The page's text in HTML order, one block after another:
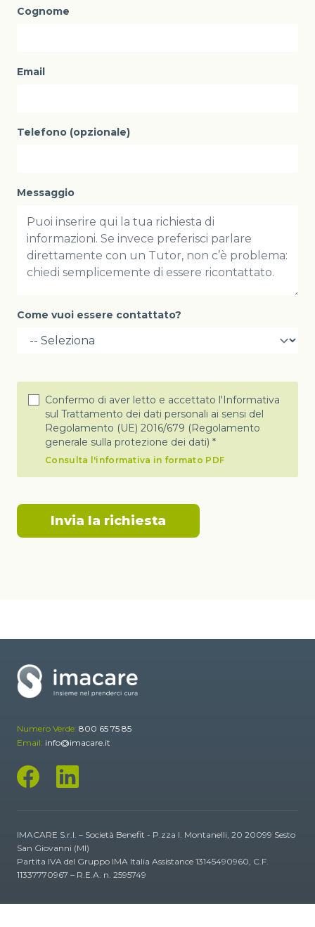
Cognome
Email
Telefono (opzionale)
Messaggio
Come vuoi essere contattato?
Confermo di aver letto e accettato l'Informativa
sul Trattamento dei dati personali ai sensi del
Regolamento (UE) 2016/679 (Regolamento
generale sulla protezione dei dati) *
Consulta l'informativa in formato PDF
Numero Verde: 800 65 75 85
Email: info@imacare.it
IMACARE S.r.l. – Società Benefit - P.zza I. Montanelli, 20 20099 Sesto
San Giovanni (MI)
Partita IVA del Gruppo IMA Italia Assistance 13145490960, C.F.
11337770967 – R.E.A. n. 2595749